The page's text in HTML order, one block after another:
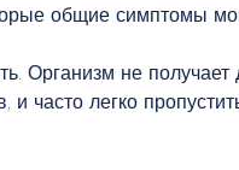
общие симптомы
Организм не
и часто легко